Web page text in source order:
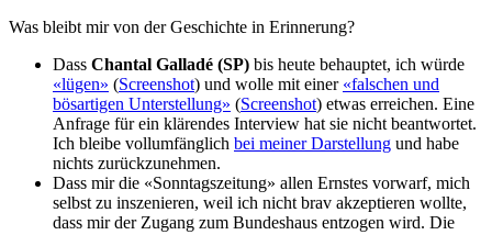
Was bleibt mir von der Geschichte in Erinnerung?
Dass Chantal Galladé (SP) bis heute behauptet, ich würde
«lügen» (Screenshot) und wolle mit einer «falschen und
bösartigen Unterstellung» (Screenshot) etwas erreichen. Eine
Anfrage für ein klärendes Interview hat sie nicht beantwortet.
Ich bleibe vollumfänglich bei meiner Darstellung und habe
nichts zurückzunehmen.
Dass mir die «Sonntagszeitung» allen Ernstes vorwarf, mich
selbst zu inszenieren, weil ich nicht brav akzeptieren wollte,
dass mir der Zugang zum Bundeshaus entzogen wird. Die